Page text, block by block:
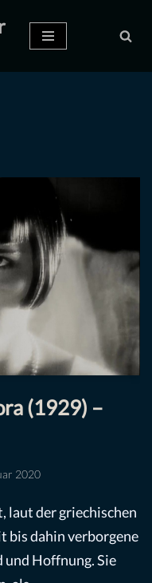
(1929) –
2020
laut der griechischen
bis dahin verborgene
und Hoffnung. Sie